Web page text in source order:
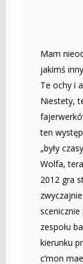
Mam
jakimś
Te ochy i
Niestety,
ten
„były
Wolfa,
2012 gra
zespołu
kierunku
c’mon